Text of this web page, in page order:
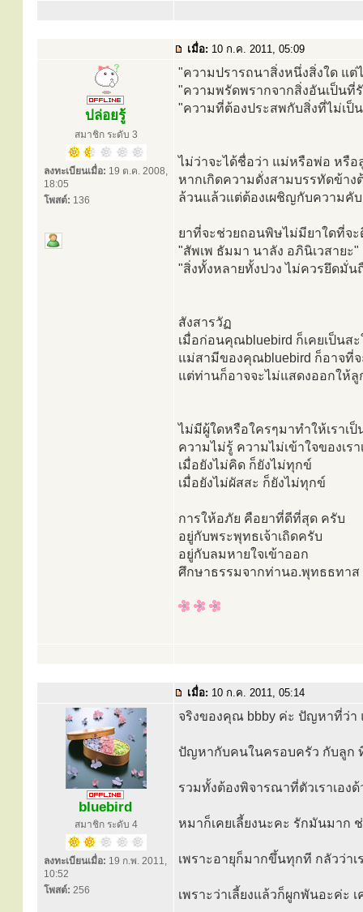
เมื่อ: 10 ก.ค. 2011, 05:09
ปล่อยรู้
สมาชิก ระดับ 3
ลงทะเบียนเมื่อ: 19 ต.ค. 2008,
18:05
โพสต์: 136
"ความปรารถนาสิ่งหนึ่งสิ่งใด แต่
"ความพรัดพรากจากสิ่งอันเป็นที่
"ความที่ต้องประสพกับสิ่งที่ไม่เป็
ไม่ว่าจะได้ชื่อว่า แม่หรือพ่อ หรือ
หากเกิดความดั่งสามบรรทัดข้าง
ล้วนแล้วแต่ต้องเผชิญกับความคั
ยาที่จะช่วยถอนพิษไม่มียาใดที่จะ
"สัพเพ ธัมมา นาลัง อภินิเวสายะ"
"สิ่งทั้งหลายทั้งปวง ไม่ควรยึดมั่น
สังสารวัฏ
เมื่อก่อนคุณbluebird ก็เคยเป็นส
แม่สามีของคุณbluebird ก็อาจที่
แต่ท่านก็อาจจะไม่แสดงออกให้
ไม่มีผู้ใดหรือใครๆมาทำให้เราเ
ความไม่รู้ ความไม่เข้าใจของเร
เมื่อยังไม่คิด ก็ยังไม่ทุกข์
เมื่อยังไม่ผัสสะ ก็ยังไม่ทุกข์
การให้อภัย คือยาที่ดีที่สุด ครับ
อยู่กับพระพุทธเจ้าเถิดครับ
อยู่กับลมหายใจเข้าออก
ศึกษาธรรมจากท่านอ.พุทธธทา
เมื่อ: 10 ก.ค. 2011, 05:14
bluebird
สมาชิก ระดับ 4
ลงทะเบียนเมื่อ: 19 ก.พ. 2011,
10:52
โพสต์: 256
จริงของคุณ bbby ค่ะ ปัญหาที่ว่า
ปัญหากับคนในครอบครัว กับลูก
รวมทั้งต้องพิจารณาที่ตัวเราเอง
หมาก็เคยเลี้ยงนะคะ รักมันมาก
เพราะอายุก็มากขึ้นทุกที กลัวว่า
เพราะว่าเลี้ยงแล้วก็ผูกพันอะค่ะ